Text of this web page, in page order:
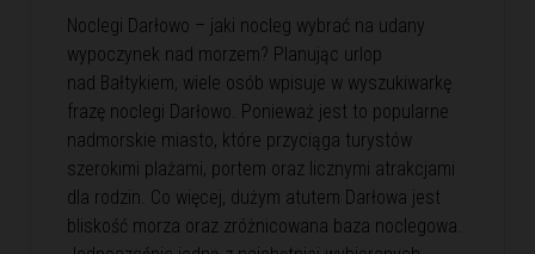
Noclegi Darłowo – jaki nocleg wybrać na udany
wypoczynek nad morzem? Planując urlop
nad Bałtykiem, wiele osób wpisuje w wyszukiwarkę
frazę noclegi Darłowo. Ponieważ jest to popularne
nadmorskie miasto, które przyciąga turystów
szerokimi plażami, portem oraz licznymi atrakcjami
dla rodzin. Co więcej, dużym atutem Darłowa jest
bliskość morza oraz zróżnicowana baza noclegowa.